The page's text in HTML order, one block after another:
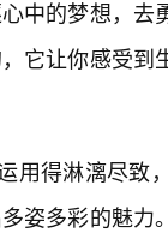
中的梦想，
它让你感受
用得淋漓尽
姿多彩的魅